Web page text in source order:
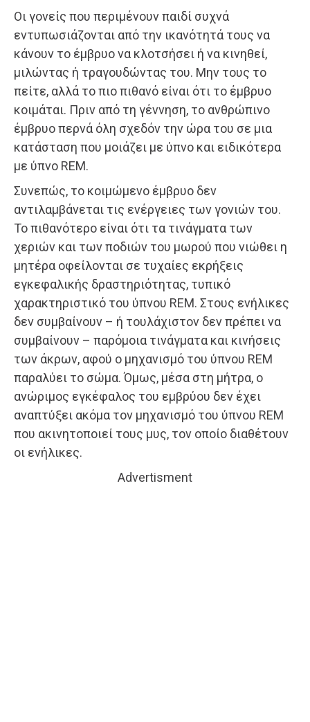
Οι γονείς που περιμένουν παιδί συχνά
εντυπωσιάζονται από την ικανότητά τους να
κάνουν το έμβρυο να κλοτσήσει ή να κινηθεί,
μιλώντας ή τραγουδώντας του. Μην τους το
πείτε, αλλά το πιο πιθανό είναι ότι το έμβρυο
κοιμάται. Πριν από τη γέννηση, το ανθρώπινο
έμβρυο περνά όλη σχεδόν την ώρα του σε μια
κατάσταση που μοιάζει με ύπνο και ειδικότερα
με ύπνο REM.
Συνεπώς, το κοιμώμενο έμβρυο δεν
αντιλαμβάνεται τις ενέργειες των γονιών του.
Το πιθανότερο είναι ότι τα τινάγματα των
χεριών και των ποδιών του μωρού που νιώθει η
μητέρα οφείλονται σε τυχαίες εκρήξεις
εγκεφαλικής δραστηριότητας, τυπικό
χαρακτηριστικό του ύπνου REM. Στους ενήλικες
δεν συμβαίνουν – ή τουλάχιστον δεν πρέπει να
συμβαίνουν – παρόμοια τινάγματα και κινήσεις
των άκρων, αφού ο μηχανισμό του ύπνου REM
παραλύει το σώμα. Όμως, μέσα στη μήτρα, ο
ανώριμος εγκέφαλος του εμβρύου δεν έχει
αναπτύξει ακόμα τον μηχανισμό του ύπνου REM
που ακινητοποιεί τους μυς, τον οποίο διαθέτουν
οι ενήλικες.
Advertisment